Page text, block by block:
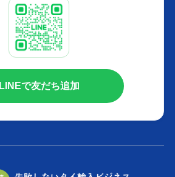
LINEで友だち追加